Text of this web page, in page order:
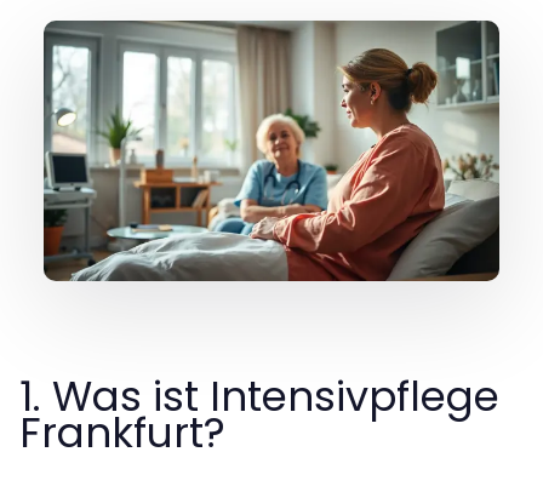
1. Was ist Intensivpflege
Frankfurt?